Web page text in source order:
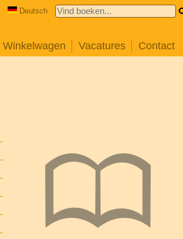
Deutsch
Winkelwagen Vacatures Contact